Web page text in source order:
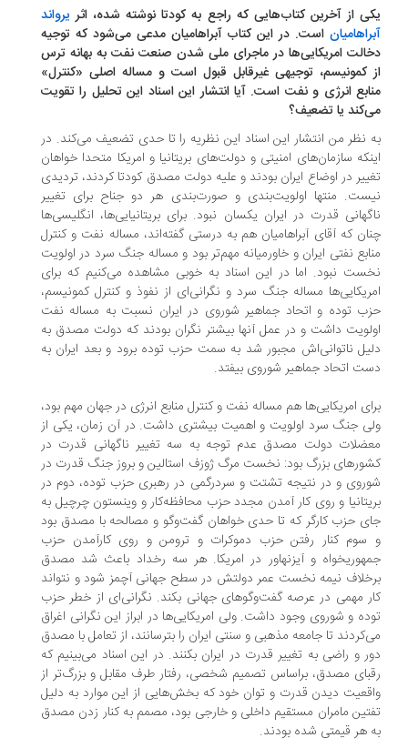
از آخرین کتاب‌هایی که راجع به کودتا نوشته شده، اثریرواند
است. در این کتاب آبراهامیان مدعی می‌شود که توجیه
امریکایی‌ها در ماجرای ملی شدن صنعت نفت به بهانه ترس
کمونیسم، توجیهی غیرقابل قبول است و مساله اصلی «کنترل»
انرژی و نفت است. آیا انتشار این اسناد این تحلیل را تقویت
یا تضعیف؟
نظر من انتشار این اسناد این نظریه را تا حدی تضعیف می‌کند. در
سازمان‌های امنیتی و دولت‌های بریتانیا و امریکا متحدا خواهان
در اوضاع ایران بودند و علیه دولت مصدق کودتا کردند، تردیدی
منتها اولویت‌بندی و صورت‌بندی هر دو جناح برای تغییر
قدرت در ایران یکسان نبود. برای بریتانیایی‌ها، انگلیسی‌ها
که آقای آبراهامیان هم به درستی گفته‌اند، مساله نفت و کنترل
نفتی ایران و خاورمیانه مهم‌تر بود و مساله جنگ سرد در اولویت
نبود. اما در این اسناد به خوبی مشاهده می‌کنیم که برای
مساله جنگ سرد و نگرانی‌ای از نفوذ و کنترل کمونیسم،
توده و اتحاد جماهیر شوروی در ایران نسبت به مساله نفت
داشت و در عمل آنها بیشتر نگران بودند که دولت مصدق به
ناتوانی‌اش مجبور شد به سمت حزب توده برود و بعد ایران به
اتحاد جماهیر شوروی بیفتد.
امریکایی‌ها هم مساله نفت و کنترل منابع انرژی در جهان مهم بود،
جنگ سرد اولویت و اهمیت بیشتری داشت. در آن زمان، یکی از
دولت مصدق عدم توجه به سه تغییر ناگهانی قدرت در
بزرگ بود: نخست مرگ ژوزف استالین و بروز جنگ قدرت در
و در نتیجه تشتت و سردرگمی در رهبری حزب توده، دوم در
و روی کار آمدن مجدد حزب محافظه‌کار و وینستون چرچیل به
حزب کارگر که تا حدی خواهان گفت‌وگو و مصالحه با مصدق بود
کنار رفتن حزب دموکرات و ترومن و روی کارآمدن حزب
و آیزنهاور در امریکا. هر سه رخداد باعث شد مصدق
نیمه نخست عمر دولتش در سطح جهانی آچمز شود و نتواند
مهمی در عرصه گفت‌وگوهای جهانی بکند. نگرانی‌ای از خطر حزب
و شوروی وجود داشت. ولی امریکایی‌ها در ابراز این نگرانی اغراق
تا جامعه مذهبی و سنتی ایران را بترسانند، از تعامل با مصدق
و راضی به تغییر قدرت در ایران بکنند. در این اسناد می‌بینیم که
مصدق، براساس تصمیم شخصی، رفتار طرف مقابل و بزرگ‌تر از
دیدن قدرت و توان خود که بخش‌هایی از این موارد به دلیل
مامران مستقیم داخلی و خارجی بود، مصمم به کنار زدن مصدق
هر قیمتی شده بودند.